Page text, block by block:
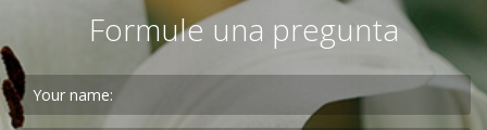
Formule una pregunta